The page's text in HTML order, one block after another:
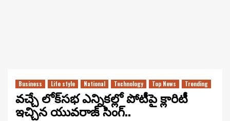
Business Life style National Technology Top News Trending
వచ్చే లోక్‌సభ ఎన్నికల్లో పోటీపై క్లారిటీ
ఇచ్చిన యువరాజ్ సింగ్..